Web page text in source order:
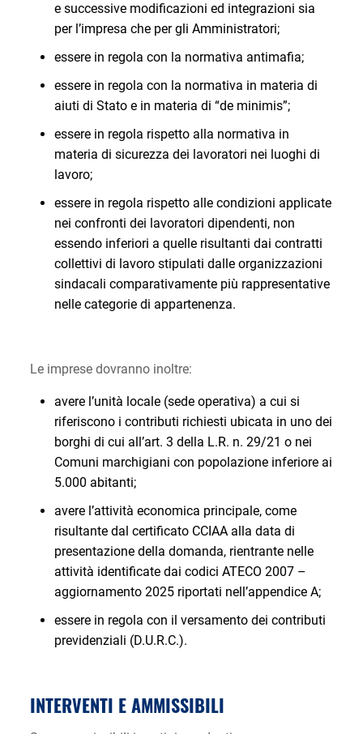
e successive modificazioni ed integrazioni sia
per l’impresa che per gli Amministratori;
essere in regola con la normativa antimafia;
essere in regola con la normativa in materia di
aiuti di Stato e in materia di “de minimis”;
essere in regola rispetto alla normativa in
materia di sicurezza dei lavoratori nei luoghi di
lavoro;
essere in regola rispetto alle condizioni applicate
nei confronti dei lavoratori dipendenti, non
essendo inferiori a quelle risultanti dai contratti
collettivi di lavoro stipulati dalle organizzazioni
sindacali comparativamente più rappresentative
nelle categorie di appartenenza.
Le imprese dovranno inoltre:
avere l’unità locale (sede operativa) a cui si
riferiscono i contributi richiesti ubicata in uno dei
borghi di cui all’art. 3 della L.R. n. 29/21 o nei
Comuni marchigiani con popolazione inferiore ai
5.000 abitanti;
avere l’attività economica principale, come
risultante dal certificato CCIAA alla data di
presentazione della domanda, rientrante nelle
attività identificate dai codici ATECO 2007 –
aggiornamento 2025 riportati nell’appendice A;
essere in regola con il versamento dei contributi
previdenziali (D.U.R.C.).
INTERVENTI E AMMISSIBILI